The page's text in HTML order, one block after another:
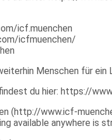
icf.muenchen
icfmuenchen/
Menschen für
du hier: https://
(http://www.icf-
available anywhere is